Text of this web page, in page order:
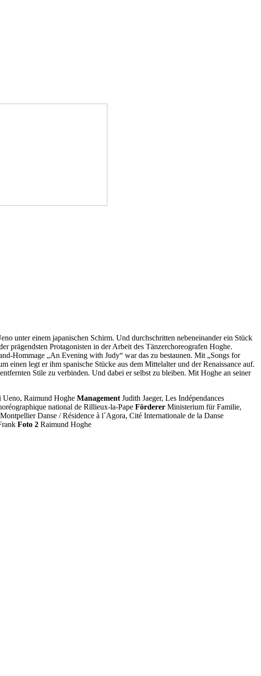
unter einem japanischen Schirm. Und durchschritten nebeneinander ein Stück
prägendsten Protagonisten in der Arbeit des Tänzerchoreografen Hoghe.
Hommage „An Evening with Judy“ war das zu bestaunen. Mit „Songs for
einen legt er ihm spanische Stücke aus dem Mittelalter und der Renaissance auf.
Stile zu verbinden. Und dabei er selbst zu bleiben. Mit Hoghe an seiner
Ueno, Raimund Hoghe Management Judith Jaeger, Les Indépendances
national de Rillieux-la-Pape Förderer Ministerium für Familie,
Montpellier Danse / Résidence à l´Agora, Cité Internationale de la Danse
Foto 2 Raimund Hoghe